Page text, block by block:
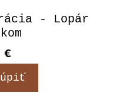
- Lopár
€